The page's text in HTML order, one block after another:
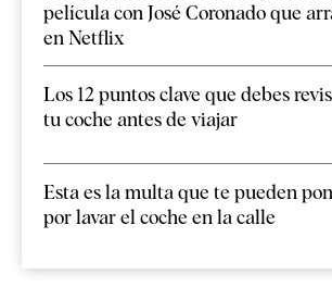
película con José Coronado que
en Netflix
Los 12 puntos clave que debes
tu coche antes de viajar
Esta es la multa que te pueden
por lavar el coche en la calle